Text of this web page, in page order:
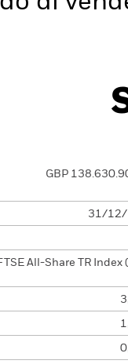
GBP
31/12/
All-Share TR Index